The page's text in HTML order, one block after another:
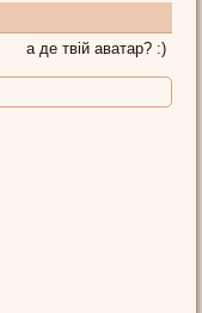
а де твій аватар? :)